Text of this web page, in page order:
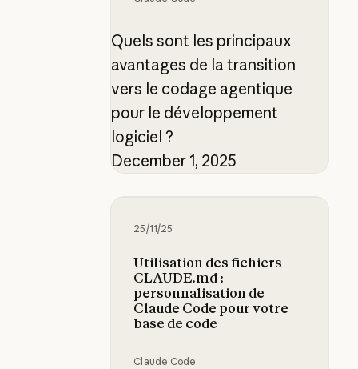
Quels sont les principaux
avantages de la transition
vers le codage agentique
pour le développement
logiciel ?
December 1, 2025
25/11/25
Utilisation des fichiers
CLAUDE.md :
personnalisation de
Claude Code pour votre
base de code
Claude Code
Utilisation des fichiers